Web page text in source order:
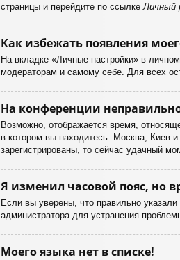
страницы и перейдите по ссылке Личный
Как избежать появления
На вкладке «Личные настройки» в
модераторам и самому себе. Для всех
На конференции
Возможно, отображается время,
в котором вы находитесь: Москва, Киев
зарегистрированы, то сейчас удачный
Я изменил часовой пояс, но
Если вы уверены, что правильно
администратора для устранения
Моего языка нет в списке!